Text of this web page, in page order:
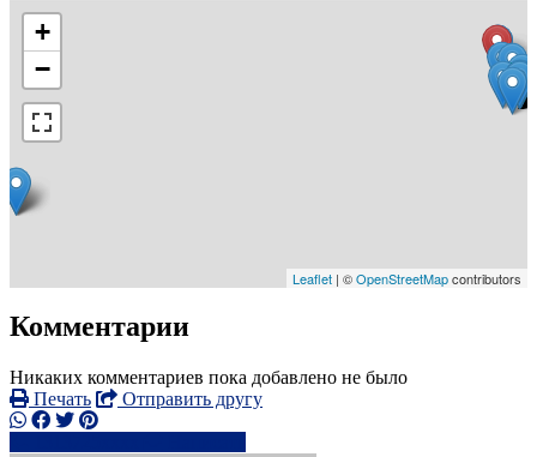
+
−
Leaflet | ©OpenStreetMapcontributors
Комментарии
Никаких комментариев пока добавлено не было
Печать
Отправить другу